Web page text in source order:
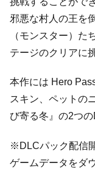
邪悪な村人の王を
（モンスター）た
テージのクリアに
本作には Hero
スキン、ペットの
び寄る冬』の2つ
※DLCパック配信
ゲームデータをダ